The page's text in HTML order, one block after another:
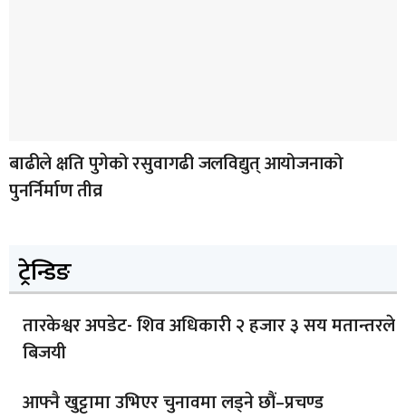
बाढीले क्षति पुगेको रसुवागढी जलविद्युत् आयोजनाको
पुनर्निर्माण तीव्र
ट्रेन्डिङ
तारकेश्वर अपडेट- शिव अधिकारी २ हजार ३ सय मतान्तरले
बिजयी
आफ्नै खुट्टामा उभिएर चुनावमा लड्ने छौं–प्रचण्ड